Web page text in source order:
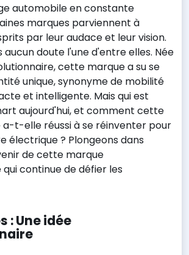
automobile en constante
marques parviennent à
par leur audace et leur vision.
aucun doute l'une d'entre elles. Née
cette marque a su se
unique, synonyme de mobilité
et intelligente. Mais qui est
aujourd'hui, et comment cette
t-elle réussi à se réinventer pour
électrique ? Plongeons dans
de cette marque
continue de défier les
: Une idée